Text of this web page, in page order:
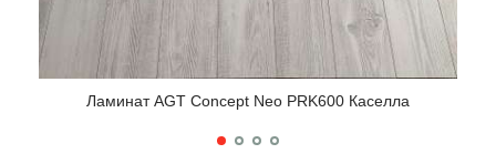
Ламинат AGT Concept Neo PRK600 Каселла